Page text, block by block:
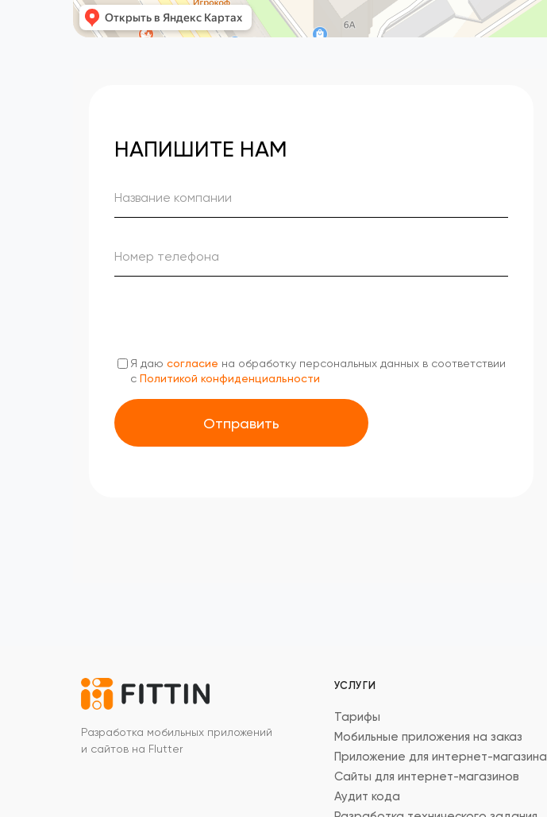
НАПИШИТЕ НАМ
Я даю согласие на обработку персональных данных в соответствии
с Политикой конфиденциальности
Отправить
Разработка мобильных приложений
и сайтов на Flutter
УСЛУГИ
Тарифы
Мобильные приложения на заказ
Приложение для интернет-магазина
Сайты для интернет-магазинов
Аудит кода